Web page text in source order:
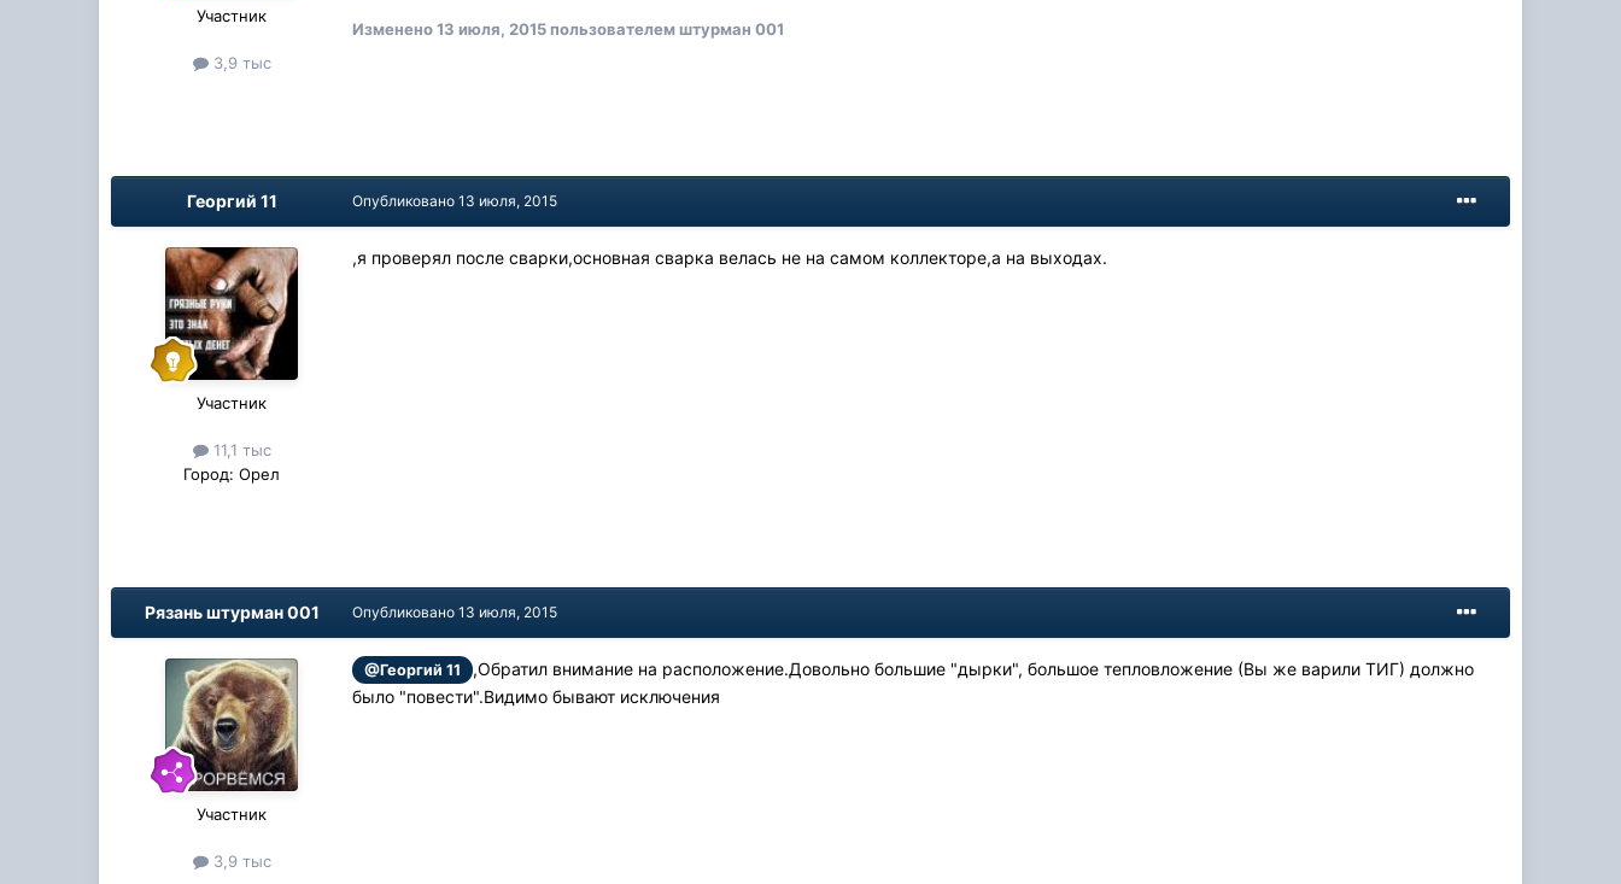
Участник
3,9 тыс
Изменено13 июля, 2015пользователем штурман 001
Георгий 11
Участник
11,1 тыс
Город: Орел
Опубликовано13 июля, 2015
,я проверял после сварки,основная сварка велась не на самом коллекторе,а на выходах.
Рязань штурман 001
Участник
3,9 тыс
Опубликовано13 июля, 2015
@Георгий 11
,Обратил внимание на расположение.Довольно большие "дырки", большое тепловложение (Вы же варили ТИГ) должно
было "повести".Видимо бывают исключения